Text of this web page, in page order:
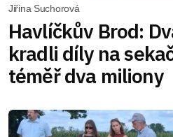
Jiřina Suchorová
Havlíčkův Brod:
kradli díly na
téměř dva miliony